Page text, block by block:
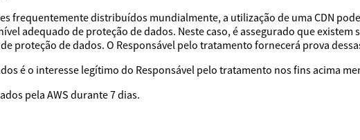
frequentemente distribuídos mundialmente, a utilização de uma CDN
adequado de proteção de dados. Neste caso, é assegurado que
proteção de dados. O Responsável pelo tratamento fornecerá prova
é o interesse legítimo do Responsável pelo tratamento nos fins acima
pela AWS durante 7 dias.